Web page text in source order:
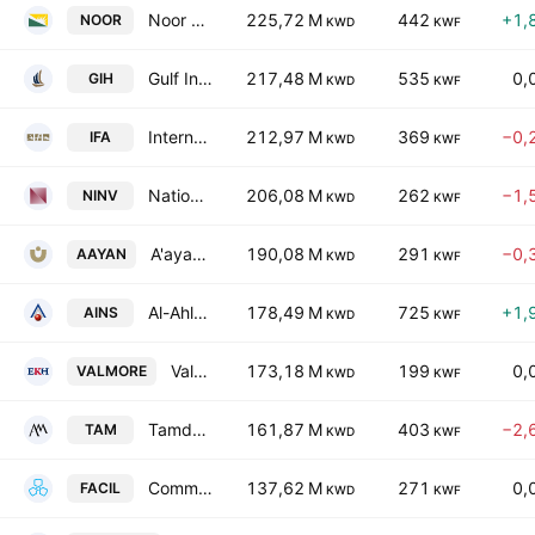
NOOR Noor Financial Investment Co. KSC 225,72 M KWD 442 KWF
GIH Gulf Investment House KSCC 217,48 M KWD 535 KWF
IFA International Financial Advisors Holding K.P.S.C. 212,97 M KWD 369 KWF
NINV National Investments Co. KSC Closed 206,08 M KWD 262 KWF
AAYAN A'ayan Leasing & Investment Co. 190,08 M KWD 291 KWF
AINS Al-Ahleia Insurance Co. 178,49 M KWD 725 KWF
VALMORE Valmore Holding 173,18 M KWD 199 KWF
TAM Tamdeen Real Estate Co. K.S.C.C. 161,87 M KWD 403 KWF
FACIL Commercial Facilities Co. SAK 137,62 M KWD 271 KWF